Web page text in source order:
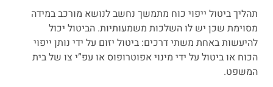
תהליך ביטול ייפוי כוח מתמשך נחשב לנושא מורכב במידה
מסוימת שכן יש לו השלכות משמעותיות. הביטול יכול
להיעשות באחת משתי דרכים: ביטול יזום על ידי נותן ייפוי
הכוח או ביטול על ידי מינוי אפוטרופוס או עפ”י צו של בית
המשפט.